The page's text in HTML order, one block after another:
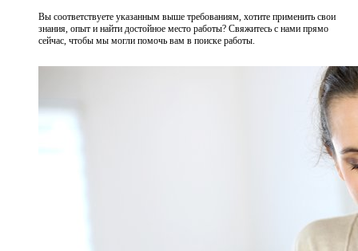
Вы соответствуете указанным выше требованиям, хотите применить свои
знания, опыт и найти достойное место работы? Свяжитесь с нами прямо
сейчас, чтобы мы могли помочь вам в поиске работы.